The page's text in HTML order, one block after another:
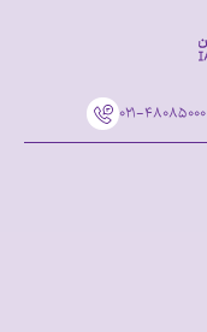
۰۲۱-۴۸۰۸۵۰۰۰